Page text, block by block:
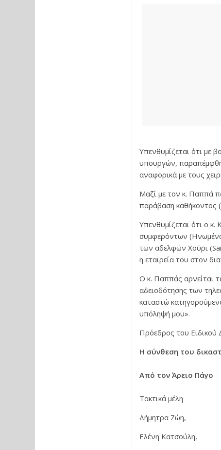
Υπενθυμίζεται ότι με
υπουργών,
αναφορικά με τους
Μαζί με τον κ. Παππά
παράβαση καθήκοντος
Υπενθυμίζεται ότι ο κ.
συμφερόντων (Ηνωμένα
των αδελφών Χούρι
η εταιρεία του στον
Ο κ. Παππάς αρνείται
αδειοδότησης των
καταστώ
υπόληψή μου».
Πρόεδρος του Ειδικού
Η σύνθεση του
Από τον Άρειο Πάγο
Τακτικά μέλη
Δήμητρα Ζώη,
Ελένη Κατσούλη,